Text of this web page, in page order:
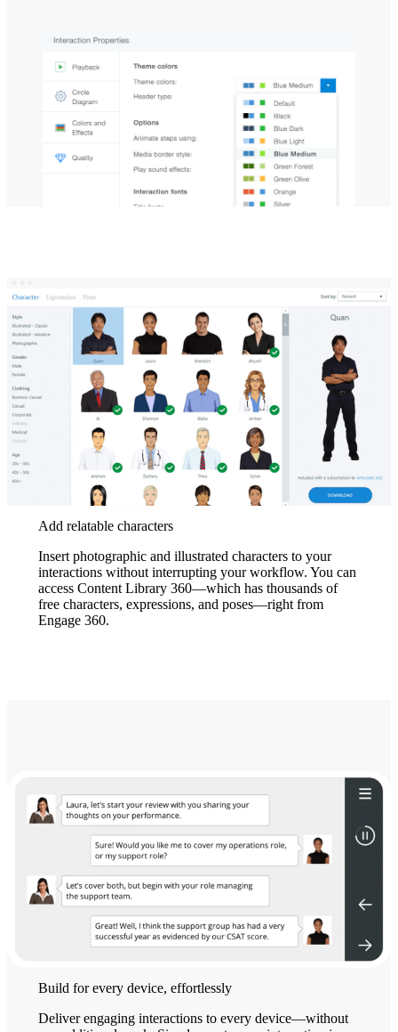
Add relatable characters
Insert photographic and illustrated characters to your
interactions without interrupting your workflow. You can
access Content Library 360—which has thousands of
free characters, expressions, and poses—right from
Engage 360.
Build for every device, effortlessly
Deliver engaging interactions to every device—without